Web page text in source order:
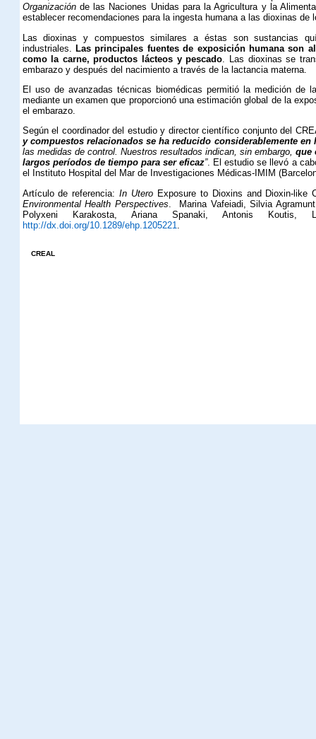
Organizaciónde las Naciones Unidas para la Agricultura y la
establecer recomendaciones para la ingesta humana a las dioxinas de
Las dioxinas y compuestos similares a éstas son sustancias
industriales. Las principales fuentes de exposición humana son
como la carne, productos lácteos y pescado . Las dioxinas se
embarazo y después del nacimiento a través de la lactancia materna.
El uso de avanzadas técnicas biomédicas permitió la medición de
mediante un examen que proporcionó una estimación global de la
el embarazo.
Según el coordinador del estudio y director científico conjunto del
y compuestos relacionados se ha reducido considerablemente
las medidas de control. Nuestros resultados indican, sin embargo, que
largos períodos de tiempo para ser eficaz”. El estudio se llevó a
el Instituto Hospital del Mar de Investigaciones Médicas-IMIM
Artículo de referencia:In Utero Exposure to Dioxins and Dioxin-like
Environmental Health Perspectives
Marina Vafeiadi, Silvia
Polyxeni Karakosta, Ariana Spanaki, Antonis Koutis,
http://dx.doi.org/10.1289/ehp.1205221
CREAL